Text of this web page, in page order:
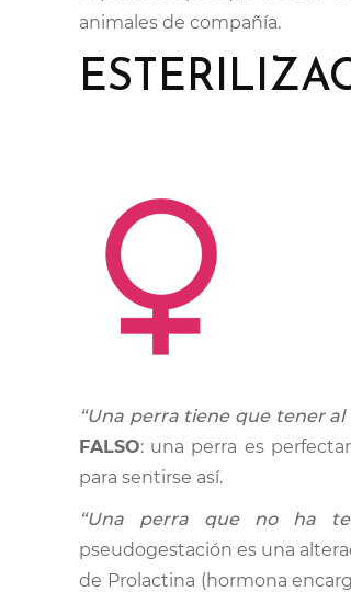
animales de compañía.
“Una perra tiene que tener
FALSO: una perra es
para sentirse así.
“Una perra que no ha
pseudogestación es una
de Prolactina (hormona